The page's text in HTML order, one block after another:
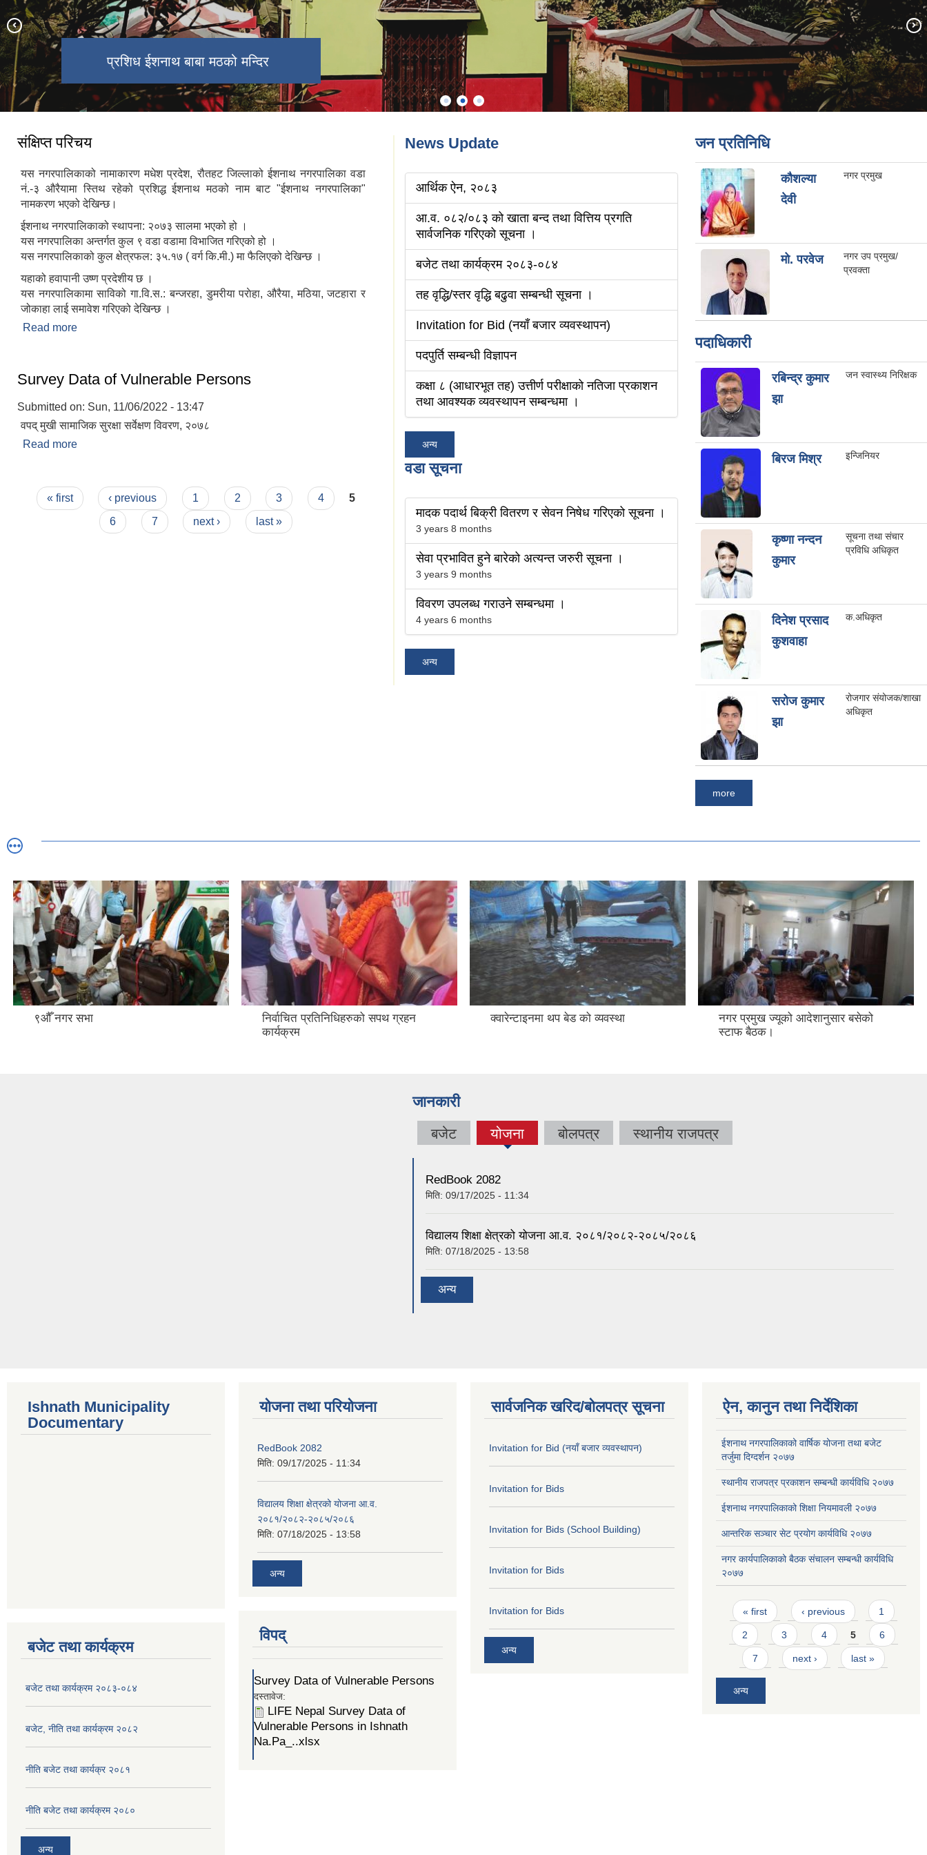
ईशनाथ नगरपालिकाको कृषि प्रधान क्षेत्र र
हरियाली
प्रशिध ईशनाथ बाबा मठको मन्दिर
श्री जन्ता मा.वि. औरैया
संक्षिप्त परिचय
यस नगरपालिकाको नामाकारण मधेश प्रदेश, रौतहट जिल्लाको ईशनाथ नगरपालिका वडा
नं.-३ औरैयामा स्तिथ रहेको प्रशिद्ध ईशनाथ मठको नाम बाट "ईशनाथ नगरपालिका"
नामकरण भएको देखिन्छ।
ईशनाथ नगरपालिकाको स्थापना: २०७३ सालमा भएको हो ।
यस नगरपालिका अन्तर्गत कुल ९ वडा वडामा विभाजित गरिएको हो ।
यस नगरपालिकाको कुल क्षेत्रफल: ३५.१७ ( वर्ग कि.मी.) मा फैलिएको देखिन्छ ।
यहाको हवापानी उष्ण प्रदेशीय छ ।
यस नगरपालिकामा साविको गा.वि.स.: बन्जरहा, डुमरीया पराेहा, औरैया, मठिया, जटहारा र
जोकाहा लाई समावेश गरिएको देखिन्छ ।
Read more
Survey Data of Vulnerable Persons
Submitted on: Sun, 11/06/2022 - 13:47
वपद् मुखी सामाजिक सुरक्षा सर्वेक्षण विवरण, २०७८
Read more
Pages
« first ‹ previous 1 2 3 4
5
6
7 next › last »
News Update
आर्थिक ऐन, २०८३
आ.व. ०८२/०८३ को खाता बन्द तथा वित्तिय प्रगति
सार्वजनिक गरिएको सूचना ।
बजेट तथा कार्यक्रम २०८३-०८४
तह वृद्धि/स्तर वृद्धि बढुवा सम्बन्धी सूचना ।
Invitation for Bid (नयाँ बजार व्यवस्थापन)
पदपुर्ति सम्बन्धी विज्ञापन
कक्षा ८ (आधारभूत तह) उत्तीर्ण परीक्षाको नतिजा प्रकाशन
तथा आवश्यक व्यवस्थापन सम्बन्धमा ।
अन्य
वडा सूचना
मादक पदार्थ बिक्री वितरण र सेवन निषेध गरिएको सूचना ।
3 years 8 months
सेवा प्रभावित हुने बारेको अत्यन्त जरुरी सूचना ।
3 years 9 months
विवरण उपलब्ध गराउने सम्बन्धमा ।
4 years 6 months
अन्य
जन प्रतिनिधि
कौशल्या
देवी
नगर प्रमुख
मो. परवेज
नगर उप प्रमुख/
प्रवक्ता
पदाधिकारी
रबिन्द्र कुमार
झा
जन स्वास्थ्य निरिक्षक
बिरज मिश्र इन्जिनियर
कृष्णा नन्दन
कुमार
सूचना तथा संचार
प्रविधि अधिकृत
दिनेश प्रसाद
कुशवाहा
क.अधिकृत
सरोज कुमार
झा
रोजगार संयोजक/शाखा
अधिकृत
more
९औँ नगर सभा
निर्वाचित प्रतिनिधिहरुको सपथ ग्रहन
कार्यक्रम
क्वारेन्टाइनमा थप बेड को व्यवस्था
नगर प्रमुख ज्यूको आदेशानुसार बसेको
स्टाफ बैठक।
जानकारी
बजेट योजना
(active
बोलपत्र स्थानीय राजपत्र
RedBook 2082
मिति: 09/17/2025 - 11:34
विद्यालय शिक्षा क्षेत्रको योजना आ.व. २०८१/२०८२-२०८५/२०८६
मिति: 07/18/2025 - 13:58
अन्य
Ishnath Municipality
Documentary
बजेट तथा कार्यक्रम
बजेट तथा कार्यक्रम २०८३-०८४
बजेट, नीति तथा कार्यक्रम २०८२
नीति बजेट तथा कार्यक्र २०८१
नीति बजेट तथा कार्यक्रम २०८०
अन्य
योजना तथा परियोजना
RedBook 2082
मिति: 09/17/2025 - 11:34
विद्यालय शिक्षा क्षेत्रको योजना आ.व.
२०८१/२०८२-२०८५/२०८६
मिति: 07/18/2025 - 13:58
अन्य
विपद्
Survey Data of Vulnerable Persons
दस्तावेज:
LIFE Nepal Survey Data of
Vulnerable Persons in Ishnath
Na.Pa_..xlsx
सार्वजनिक खरिद/बोलपत्र सूचना
Invitation for Bid (नयाँ बजार व्यवस्थापन)
Invitation for Bids
Invitation for Bids (School Building)
Invitation for Bids
Invitation for Bids
अन्य
ऐन, कानुन तथा निर्देशिका
ईशनाथ नगरपालिकाको वार्षिक योजना तथा बजेट
तर्जुमा दिग्दर्शन २०७७
स्थानीय राजपत्र प्रकाशन सम्बन्धी कार्यविधि २०७७
ईशनाथ नगरपालिकाको शिक्षा नियमावली २०७७
आन्तरिक सञ्चार सेट प्रयोग कार्यविधि २०७७
नगर कार्यपालिकाको बैठक संचालन सम्बन्धी कार्यविधि
२०७७
Pages
« first ‹ previous 1
2 3 4 5 6
7 next › last »
अन्य